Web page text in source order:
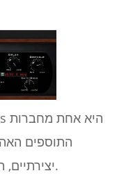
התוספים
יצירתיים, הם ללא תחרות, לדעתי הצנועה.